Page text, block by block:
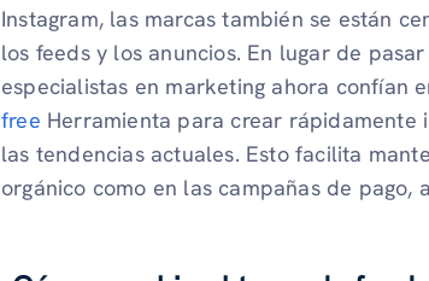
Instagram, las marcas también se están
los feeds y los anuncios. En lugar de
especialistas en marketing ahora confían
free Herramienta para crear rápidamente
las tendencias actuales. Esto facilita
orgánico como en las campañas de pago,